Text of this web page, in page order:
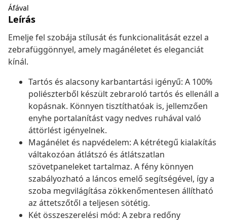
Áfával
Leírás
Emelje fel szobája stílusát és funkcionalitását ezzel a
zebrafüggönnyel, amely magánéletet és eleganciát
kínál.
Tartós és alacsony karbantartási igényű: A 100%
poliészterből készült zebraroló tartós és ellenáll a
kopásnak. Könnyen tisztíthatóak is, jellemzően
enyhe portalanítást vagy nedves ruhával való
áttörlést igényelnek.
Magánélet és napvédelem: A kétrétegű kialakítás
váltakozóan átlátszó és átlátszatlan
szövetpaneleket tartalmaz. A fény könnyen
szabályozható a láncos emelő segítségével, így a
szoba megvilágítása zökkenőmentesen állítható
az áttetszőtől a teljesen sötétig.
Két összeszerelési mód: A zebra redőny